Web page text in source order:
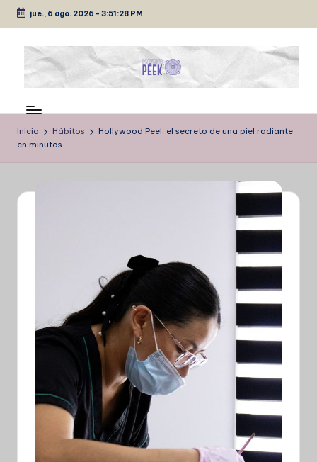
Saltar
contenido
jue., 6 ago. 2026 - 3:51:29 PM
E
K
de
comunicación
Inicio Hábitos
Hollywood Peel: el secreto de una piel radiante
en minutos